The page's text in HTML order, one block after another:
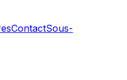
ContactSous-